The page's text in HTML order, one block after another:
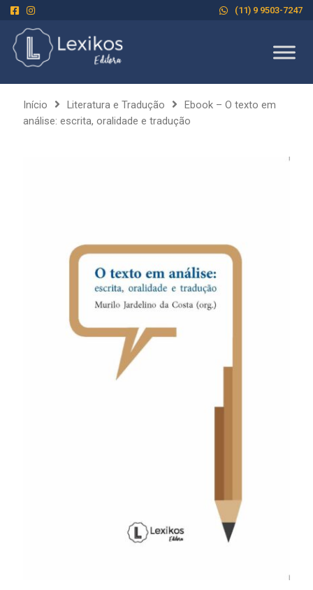
(11) 9 9503-7247
Início Literatura e Tradução
Ebook – O texto em
análise: escrita, oralidade e tradução